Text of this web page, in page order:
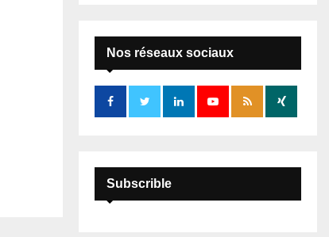
:
E
A
R
Nos réseaux sociaux
Subscrible